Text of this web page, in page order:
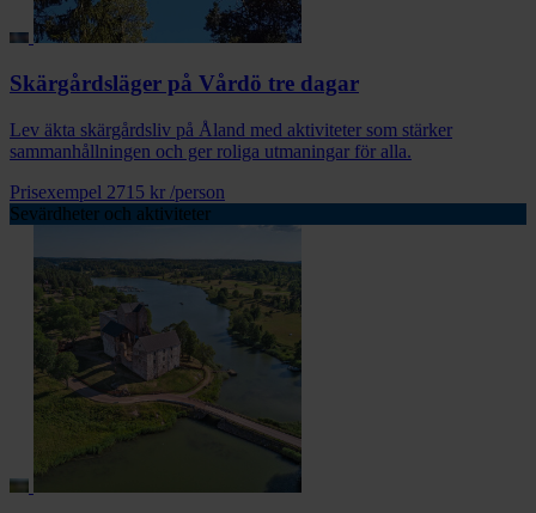
Skärgårdsläger på Vårdö tre dagar
Lev äkta skärgårdsliv på Åland med aktiviteter som stärker
sammanhållningen och ger roliga utmaningar för alla.
Prisexempel 2715 kr /person
Sevärdheter och aktiviteter